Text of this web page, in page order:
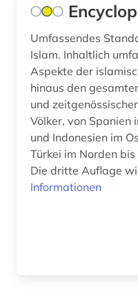
persien (1)
persisch (8)
philosophie (1)
plakat (1)
populärkultur (1)
postkarte (1)
regest (1)
Umfassendes
Islam. Inhaltlich
Aspekte der
hinaus den
und
Völker, von Spanien
und Indonesien im
Türkei im Norden
Die dritte Auflage
Informationen